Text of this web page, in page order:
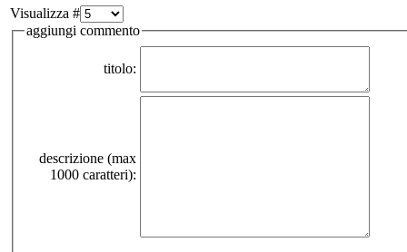
Visualizza #
aggiungi commento
titolo:
descrizione (max
1000 caratteri):